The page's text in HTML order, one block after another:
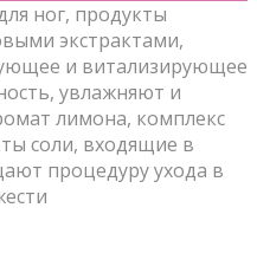
ног, продукты
экстрактами,
и витализирующее
увлажняют и
лимона, комплекс
соли, входящие в
процедуру ухода в